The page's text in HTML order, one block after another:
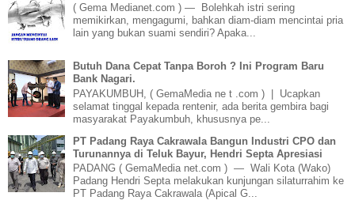
( Gema Medianet.com ) — Bolehkah istri sering
memikirkan, mengagumi, bahkan diam-diam mencintai pria
lain yang bukan suami sendiri? Apaka...
Butuh Dana Cepat Tanpa Boroh ? Ini Program Baru
Bank Nagari.
PAYAKUMBUH, ( GemaMedia ne t .com ) | Ucapkan
selamat tinggal kepada rentenir, ada berita gembira bagi
masyarakat Payakumbuh, khususnya pe...
PT Padang Raya Cakrawala Bangun Industri CPO dan
Turunannya di Teluk Bayur, Hendri Septa Apresiasi
PADANG ( GemaMedia net.com ) — Wali Kota (Wako)
Padang Hendri Septa melakukan kunjungan silaturrahim ke
PT Padang Raya Cakrawala (Apical G...